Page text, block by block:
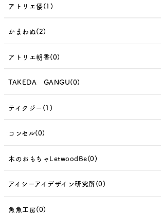
アトリエ倭(1)
かまわぬ(2)
アトリエ朝香(0)
TAKEDA GANGU(0)
テイクジー(1)
コンセル(0)
木のおもちゃLetwoodBe(0)
アイシーアイデザイン研究所(0)
魚魚工房(0)